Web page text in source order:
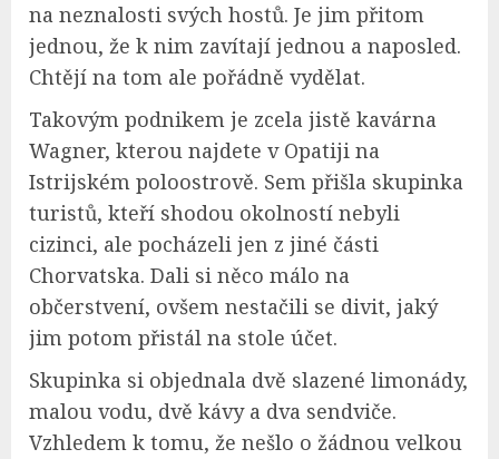
na neznalosti svých hostů. Je jim přitom
jednou, že k nim zavítají jednou a naposled.
Chtějí na tom ale pořádně vydělat.
Takovým podnikem je zcela jistě kavárna
Wagner, kterou najdete v Opatiji na
Istrijském poloostrově. Sem přišla skupinka
turistů, kteří shodou okolností nebyli
cizinci, ale pocházeli jen z jiné části
Chorvatska. Dali si něco málo na
občerstvení, ovšem nestačili se divit, jaký
jim potom přistál na stole účet.
Skupinka si objednala dvě slazené limonády,
malou vodu, dvě kávy a dva sendviče.
Vzhledem k tomu, že nešlo o žádnou velkou